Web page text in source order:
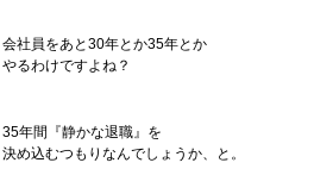
会社員をあと30年とか35年とか
やるわけですよね？
35年間『静かな退職』を
決め込むつもりなんでしょうか、と。